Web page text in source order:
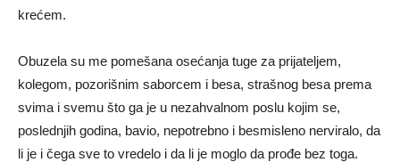
krećem.
Obuzela su me pomešana osećanja tuge za prijateljem,
kolegom, pozorišnim saborcem i besa, strašnog besa prema
svima i svemu što ga je u nezahvalnom poslu kojim se,
poslednjih godina, bavio, nepotrebno i besmisleno nerviralo, da
li je i čega sve to vredelo i da li je moglo da prođe bez toga.